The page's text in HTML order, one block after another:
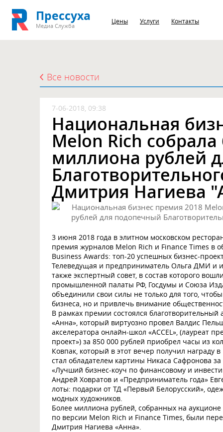
Прессуха
Медиа Служба
Цены Услуги Контакты
Все новости
7-06-2018, 09:38
Национальная
Melon Rich
миллиона рублей
Дмитрия Нагиева
3 июня 2018 года в элитном московском
премия журналов Melon Rich и Finance Times в
Business Awards: топ-20 успешных бизнес-
Телеведущая и предприниматель Ольга ДМИ и
также экспертный совет, в состав которого
промышленной палаты РФ, Госдумы и Союза
объединили свои силы не только для того,
бизнеса, но и привлечь внимание
В рамках премии состоялся
«Анна», который виртуозно провел Валдис
акселератора онлайн-школ «ACCEL», (лауреат
проект») за 850 000 рублей приобрел часы из
Ковпак, который в этот вечер получил награду
стал обладателем картины Никаса Сафронова
«Лучший бизнес-коуч по финансовому и
Андрей Ховратов и «Предприниматель года»
лоты: подарки от ТД «Первый Белорусский»,
модных художников.
Более миллиона рублей, собранных на
по версии Melon Rich и Finance Times, были
Дмитрия Нагиева «Анна».